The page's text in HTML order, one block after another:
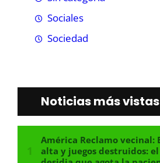
Sociales
Sociedad
Noticias más vistas